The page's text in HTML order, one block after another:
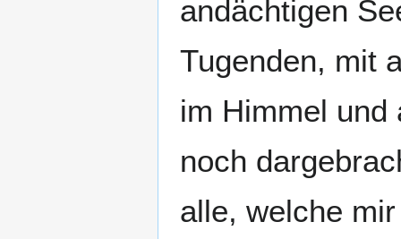
andächtigen
Tugenden, mit
im Himmel und
noch
alle, welche